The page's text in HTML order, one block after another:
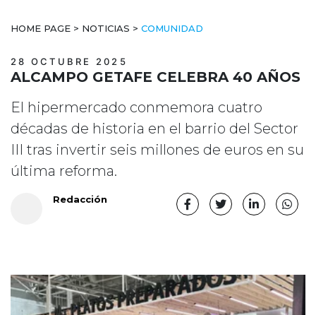
HOME PAGE > NOTICIAS > COMUNIDAD
28 OCTUBRE 2025
ALCAMPO GETAFE CELEBRA 40 AÑOS
El hipermercado conmemora cuatro
décadas de historia en el barrio del Sector
III tras invertir seis millones de euros en su
última reforma.
Redacción